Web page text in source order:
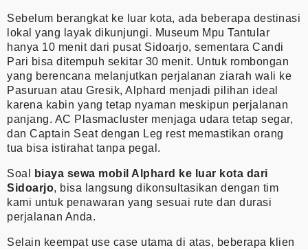
Sebelum berangkat ke luar kota, ada beberapa destinasi
lokal yang layak dikunjungi. Museum Mpu Tantular
hanya 10 menit dari pusat Sidoarjo, sementara Candi
Pari bisa ditempuh sekitar 30 menit. Untuk rombongan
yang berencana melanjutkan perjalanan ziarah wali ke
Pasuruan atau Gresik, Alphard menjadi pilihan ideal
karena kabin yang tetap nyaman meskipun perjalanan
panjang. AC Plasmacluster menjaga udara tetap segar,
dan Captain Seat dengan Leg rest memastikan orang
tua bisa istirahat tanpa pegal.
Soal
biaya sewa mobil Alphard ke luar kota dari
Sidoarjo, bisa langsung dikonsultasikan dengan tim
kami untuk penawaran yang sesuai rute dan durasi
perjalanan Anda.
Selain keempat use case utama di atas, beberapa klien